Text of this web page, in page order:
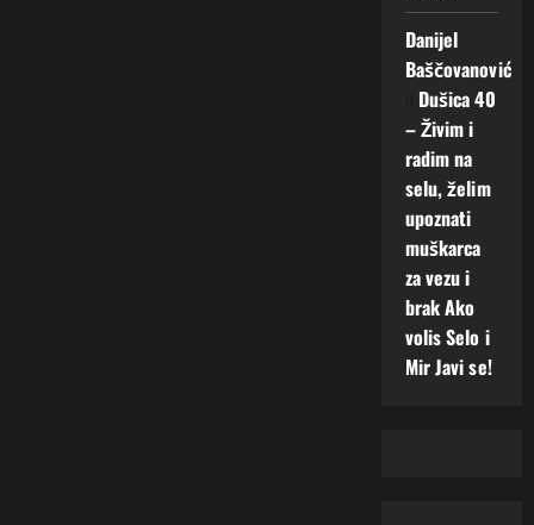
Danijel
Baščovanović
Dušica 40
– Živim i
radim na
selu, želim
upoznati
muškarca
za vezu i
brak Ako
volis Selo i
Mir Javi se!